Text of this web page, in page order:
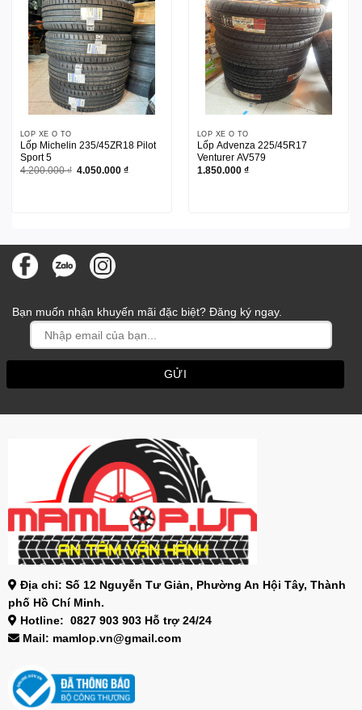
LỐP XE Ô TÔ
Lốp Michelin 235/45ZR18 Pilot
Sport 5
4.200.000₫ Giá
4.050.000₫Giá
LỐP XE Ô TÔ
Lốp Advenza 225/45R17
Venturer AV579
1.850.000 ₫
Bạn muốn nhận khuyến mãi đặc biệt? Đăng ký ngay.
Địa chỉ: Số 12 Nguyễn Tư Giản, Phường An Hội Tây, Thành
phố Hồ Chí Minh.
Hotline: 0827 903 903 Hỗ trợ 24/24
Mail: mamlop.vn@gmail.com